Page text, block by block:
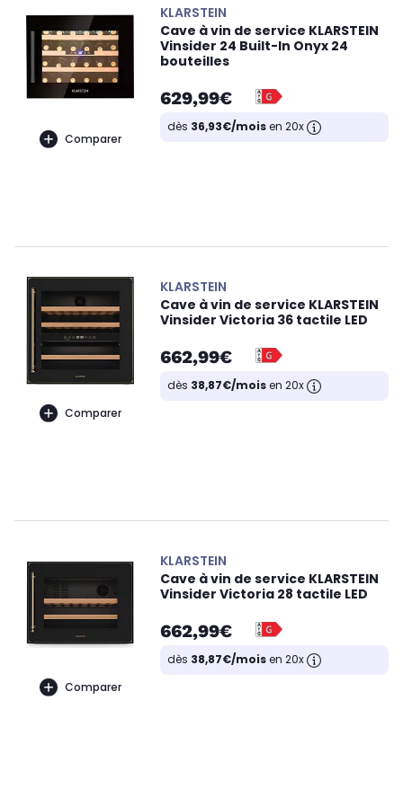
Comparer
KLARSTEIN
Cave à vin de service KLARSTEIN
Vinsider 24 Built-In Onyx 24
bouteilles
629,99€
dès 36,93€/moisen 20x
Comparer
KLARSTEIN
Cave à vin de service KLARSTEIN
Vinsider Victoria 36 tactile LED
662,99€
dès 38,87€/moisen 20x
Comparer
KLARSTEIN
Cave à vin de service KLARSTEIN
Vinsider Victoria 28 tactile LED
662,99€
dès 38,87€/moisen 20x